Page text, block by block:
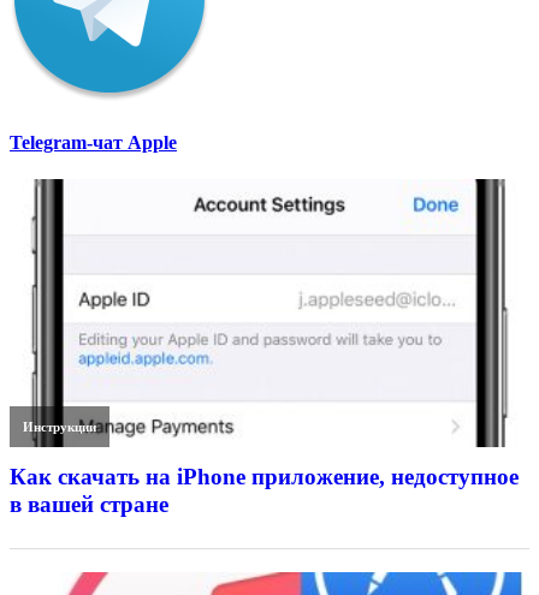
Telegram-чат Apple
Инструкции
Как скачать на iPhone приложение, недоступное
в вашей стране